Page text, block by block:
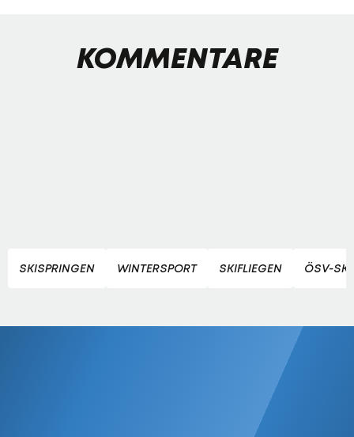
KOMMENTARE
SKISPRINGEN WINTERSPORT SKIFLIEGEN ÖSV-